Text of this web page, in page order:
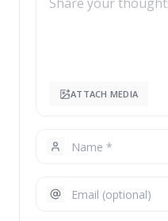
ATTACH MEDIA